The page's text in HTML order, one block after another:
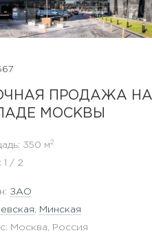
ПРОДАЖА НА
МОСКВЫ
350 м2
1 / 2
ЗАО
Минская
Москва, Россия